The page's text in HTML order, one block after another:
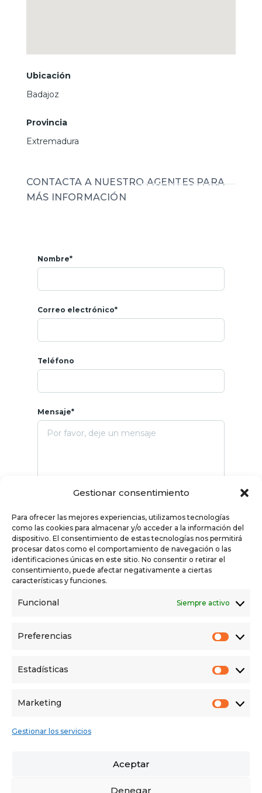
Gestionar consentimiento
Para ofrecer las mejores experiencias, utilizamos tecnologías
como las cookies para almacenar y/o acceder a la información del
dispositivo. El consentimiento de estas tecnologías nos permitirá
procesar datos como el comportamiento de navegación o las
identificaciones únicas en este sitio. No consentir o retirar el
consentimiento, puede afectar negativamente a ciertas
características y funciones.
Funcional Siempre activo
Preferencias
Estadísticas
Marketing
Gestionar los servicios
Aceptar
Denegar
Ubicación
Badajoz
Provincia
Extremadura
CONTACTA A NUESTRO AGENTES PARA
MÁS INFORMACIÓN
Nombre*
Correo electrónico*
Teléfono
Mensaje*
POLÍTICA DE PRIVACIDAD